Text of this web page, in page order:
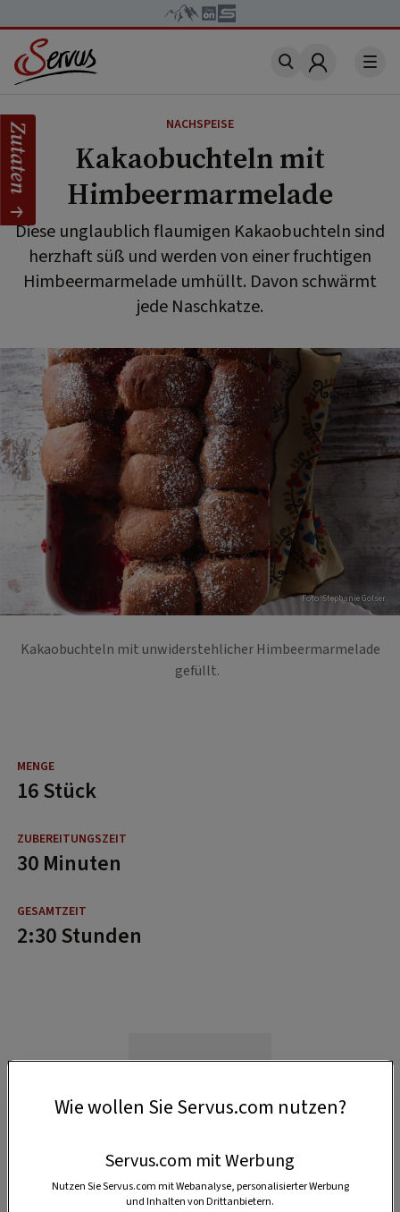
Account
NACHSPEISE
Kakaobuchteln mit
Himbeermarmelade
Diese unglaublich flaumigen Kakaobuchteln sind
herzhaft süß und werden von einer fruchtigen
Himbeermarmelade umhüllt. Davon schwärmt
jede Naschkatze.
Foto: Stephanie Golser
Kakaobuchteln mit unwiderstehlicher Himbeermarmelade
gefüllt.
16 Stück
30 Minuten
2:30 Stunden
Zutaten
Wie wollen Sie Servus.com nutzen?
Servus.com mit Werbung
Nutzen Sie Servus.com mit Webanalyse, personalisierter Werbung
und Inhalten von Drittanbietern.